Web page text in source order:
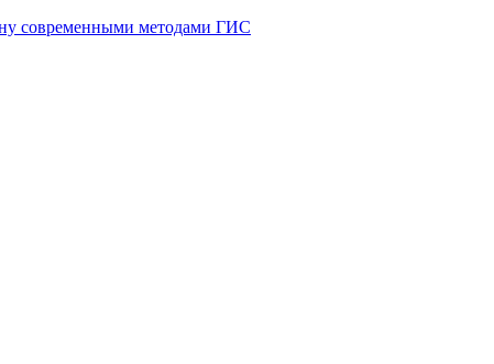
современными методами ГИС